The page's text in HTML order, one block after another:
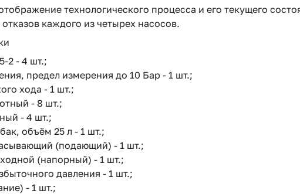
технологического процесса и его текущего
каждого из четырех насосов.
2 - 4 шт.;
предел измерения до 10 Бар - 1 шт.;
хода - 1 шт.;
- 8 шт.;
- 4 шт.;
объём 25 л - 1 шт.;
(подающий) - 1 шт.;
(напорный) - 1 шт.;
давления - 1 шт.;
- 1 шт.;